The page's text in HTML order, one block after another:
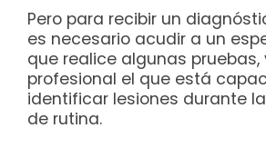
Pero para recibir un
es necesario acudir a un
que realice algunas
profesional el que está
identificar lesiones durante
de rutina.